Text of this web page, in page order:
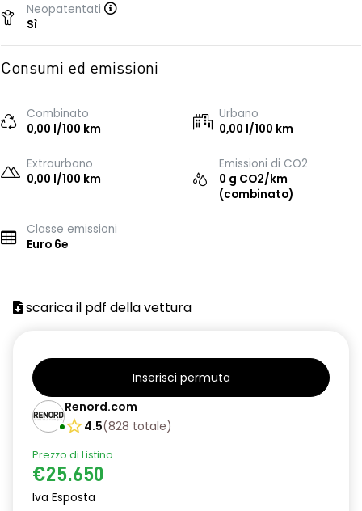
Neopatentati
Sì
Consumi ed emissioni
Combinato
0,00 l/100 km
Urbano
0,00 l/100 km
Extraurbano
0,00 l/100 km
Emissioni di CO2
0 g CO2/km
(combinato)
Classe emissioni
Euro 6e
scarica il pdf della vettura
Inserisci permuta
Renord.com
4.5(828 totale)
Prezzo di Listino
€25.650
Iva Esposta